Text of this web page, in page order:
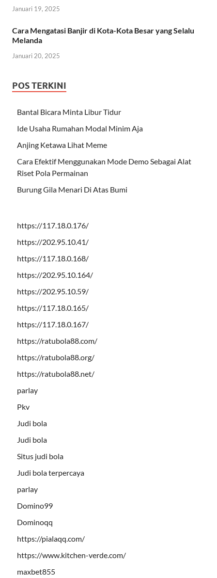
Januari 19, 2025
Cara Mengatasi Banjir di Kota-Kota Besar yang Selalu
Melanda
Januari 20, 2025
POS TERKINI
Bantal Bicara Minta Libur Tidur
Ide Usaha Rumahan Modal Minim Aja
Anjing Ketawa Lihat Meme
Cara Efektif Menggunakan Mode Demo Sebagai Alat
Riset Pola Permainan
Burung Gila Menari Di Atas Bumi
https://117.18.0.176/
https://202.95.10.41/
https://117.18.0.168/
https://202.95.10.164/
https://202.95.10.59/
https://117.18.0.165/
https://117.18.0.167/
https://ratubola88.com/
https://ratubola88.org/
https://ratubola88.net/
parlay
Pkv
Judi bola
Judi bola
Situs judi bola
Judi bola terpercaya
parlay
Domino99
Dominoqq
https://pialaqq.com/
https://www.kitchen-verde.com/
maxbet855